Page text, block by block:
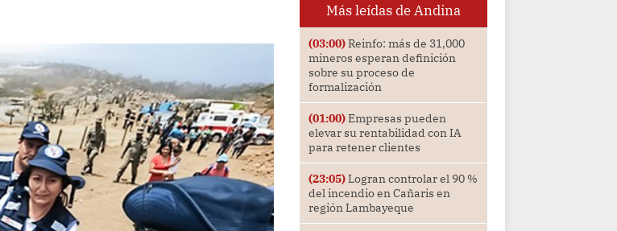
Más leídas de Andina
(03:00)Reinfo: más de 31,000
mineros esperan definición
sobre su proceso de
formalización
(01:00)Empresas pueden
elevar su rentabilidad con IA
para retener clientes
(23:05)Logran controlar el 90 %
del incendio en Cañaris en
región Lambayeque